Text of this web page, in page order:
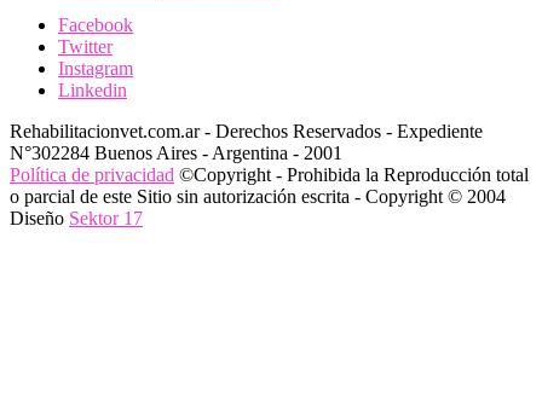
Facebook
Twitter
Instagram
Linkedin
Rehabilitacionvet.com.ar - Derechos Reservados - Expediente
N°302284 Buenos Aires - Argentina - 2001
Política de privacidad ©Copyright - Prohibida la Reproducción total
o parcial de este Sitio sin autorización escrita - Copyright © 2004
Diseño Sektor 17